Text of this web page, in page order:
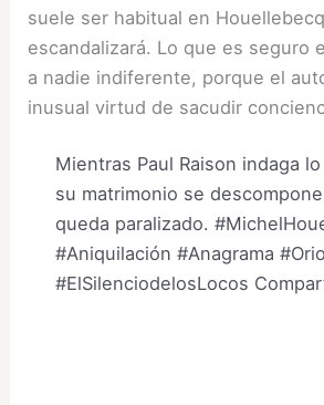
suele ser habitual en
escandalizará. Lo que es seguro
a nadie indiferente, porque el
inusual virtud de sacudir
Mientras Paul Raison indaga
su matrimonio se
queda paralizado.
#Aniquilación #Anagrama
#ElSilenciodelosLocos